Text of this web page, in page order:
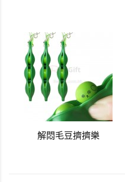
解悶毛豆擠擠樂